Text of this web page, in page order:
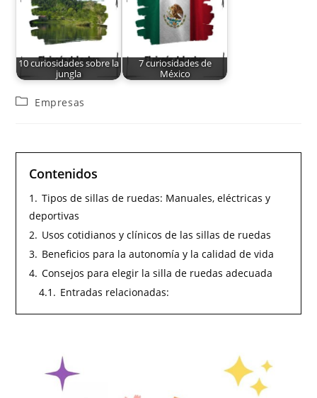
10 curiosidades sobre la
jungla
7 curiosidades de
México
Empresas
Contenidos
1. Tipos de sillas de ruedas: Manuales, eléctricas y
deportivas
2. Usos cotidianos y clínicos de las sillas de ruedas
3. Beneficios para la autonomía y la calidad de vida
4. Consejos para elegir la silla de ruedas adecuada
4.1. Entradas relacionadas: